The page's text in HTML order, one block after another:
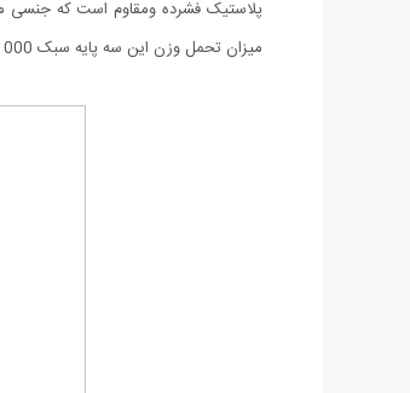
میزان تحمل وزن این سه پایه سبک 1000 گرم است و این نشانه میزان قدرت پایه ها Spider tripod است. هم چنین از طریق بال هد کوچک روی آن می توانید زاویه مورد نظر را تنظیم کنید.